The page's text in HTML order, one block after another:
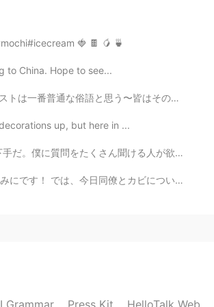
🍓 🍫 🥭 🍵
to China. Hope to see...
ことを知ってるかも lol = laugh out loud brb = be right...
up, but here in ...
。自分のストーリーも教えてください。毎週練習したい人がいる？1週間...
) 彼はカビの研究、英語の半分と日本語の半分で説明しました。本当...
Grammar Press Kit HelloTalk Web